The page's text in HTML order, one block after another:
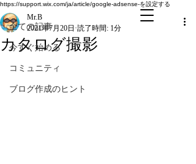
https://support.wix.com/ja/article/google-adsense-を設定する
全ての記事
今すぐ始める
コミュニティ
ブログ作成のヒント
カタログ撮影
Mr.B
2021年7月20日 読了時間: 1分